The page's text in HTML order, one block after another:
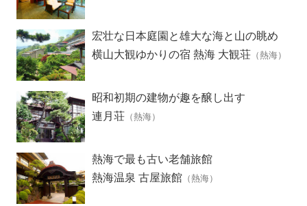
宏壮な日本庭園と雄大な海と山の眺め
横山大観ゆかりの宿 熱海 大観荘 （熱海）
昭和初期の建物が趣を醸し出す
連月荘 （熱海）
熱海で最も古い老舗旅館
熱海温泉 古屋旅館 （熱海）